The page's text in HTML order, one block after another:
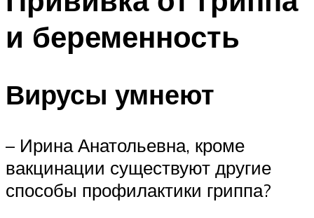
и беременность
Вирусы умнеют
– Ирина Анатольевна, кроме
вакцинации существуют другие
способы профилактики гриппа?